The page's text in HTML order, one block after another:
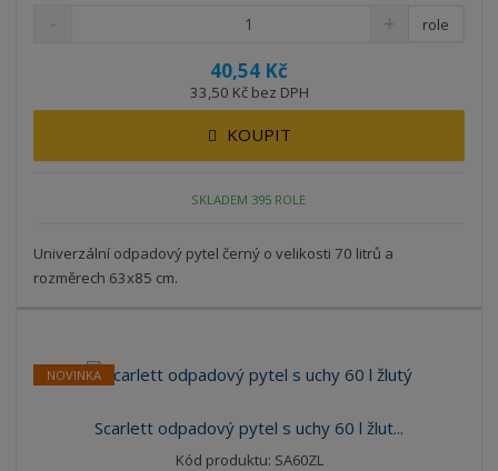
40,54 Kč
33,50 Kč bez DPH
role
KOUPIT
SKLADEM 395 ROLE
Univerzální odpadový pytel černý o velikosti 70 litrů a
rozměrech 63x85 cm.
NOVINKA
Scarlett odpadový pytel s uchy 60 l žlut...
Kód produktu: SA60ZL